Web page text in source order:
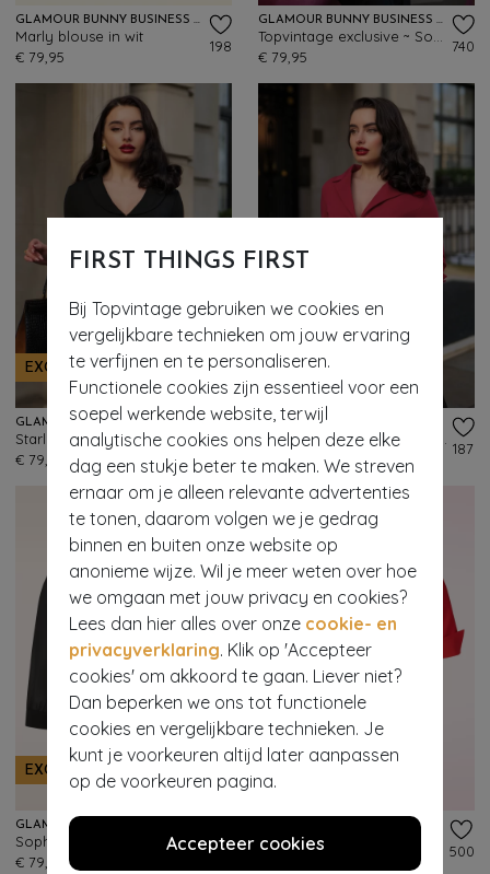
FIRST THINGS FIRST
Bij Topvintage gebruiken we cookies en
vergelijkbare technieken om jouw ervaring
te verfijnen en te personaliseren.
Functionele cookies zijn essentieel voor een
soepel werkende website, terwijl
analytische cookies ons helpen deze elke
dag een stukje beter te maken. We streven
ernaar om je alleen relevante advertenties
te tonen, daarom volgen we je gedrag
binnen en buiten onze website op
anonieme wijze. Wil je meer weten over hoe
we omgaan met jouw privacy en cookies?
Lees dan hier alles over onze cookie- en
privacyverklaring. Klik op 'Accepteer
cookies' om akkoord te gaan. Liever niet?
Dan beperken we ons tot functionele
cookies en vergelijkbare technieken. Je
kunt je voorkeuren altijd later aanpassen
op de voorkeuren pagina.
Accepteer cookies
GLAMOUR BUNNY BUSINESS BABE
Marly blouse in wit
€ 79,95
198
GLAMOUR BUNNY BUSINESS BABE
€ 79,95
740
EXCLUSIEF
GLAMOUR BUNNY BUSINESS BABE
Starlet Travel blazer top in zwart
€ 79,95
455
EXCLUSIEF
€ 79,95
187
EXCLUSIEF
Sophia Lee blouse in zwart
€ 79,95
258
Veronika blouse in rood
500